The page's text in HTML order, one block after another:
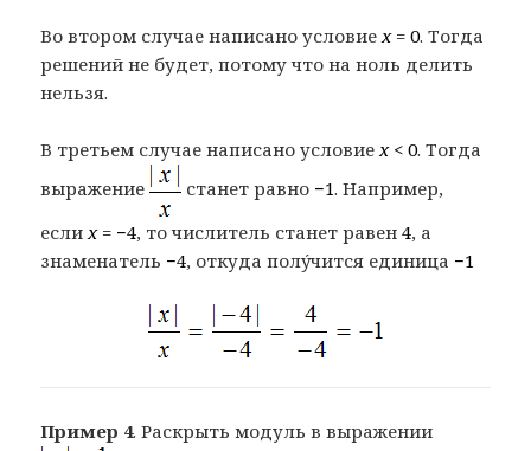
Во втором случае написано условиеx =0. Тогда
решений не будет, потому что на ноль делить
нельзя.
В третьем случае написано условиеx <0. Тогда
выражение
станет равно −1. Например,
еслиx = −4, то числитель станет равен4, а
знаменатель −4, откуда полýчится единица −1
Пример 4. Раскрыть модуль в выражении